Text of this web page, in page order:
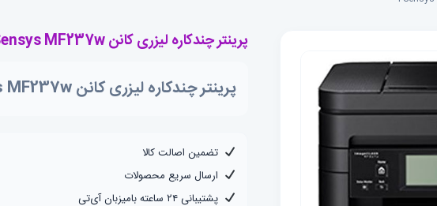
پرینتر چندکاره لیزری کانن i-Sensys MF237w
پرینتر چندکاره لیزری کانن i-Sensys MF237w
تضمین اصالت کالا
ارسال سریع محصولات
پشتیبانی ۲۴ ساعته بامیزبان آی‌تی